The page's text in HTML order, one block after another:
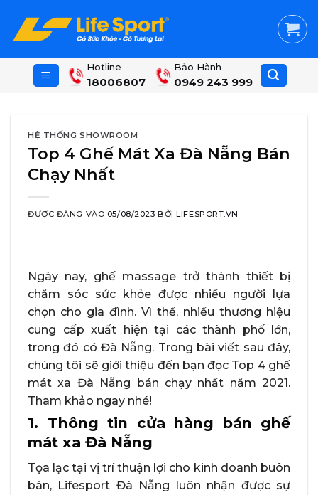
content
Hotline
18006807
Bảo Hành
0949 243 999
HỆ THỐNG SHOWROOM
Top 4 Ghế Mát Xa Đà Nẵng Bán
Chạy Nhất
ĐƯỢC ĐĂNG VÀO 05/08/2023 BỞILIFESPORT.VN
Ngày nay, ghế massage trở thành thiết bị
chăm sóc sức khỏe được nhiều người lựa
chọn cho gia đình. Vì thế, nhiều thương hiệu
cung cấp xuất hiện tại các thành phố lớn,
trong đó có Đà Nẵng. Trong bài viết sau đây,
chúng tôi sẽ giới thiệu đến bạn đọc Top 4 ghế
mát xa Đà Nẵng bán chạy nhất năm 2021.
Tham khảo ngay nhé!
1. Thông tin cửa hàng bán ghế
mát xa Đà Nẵng
Tọa lạc tại vị trí thuận lợi cho kinh doanh buôn
bán, Lifesport Đà Nẵng luôn nhận được sự